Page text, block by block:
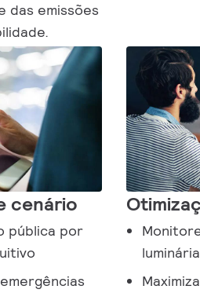
das emissões
cenário
pública por